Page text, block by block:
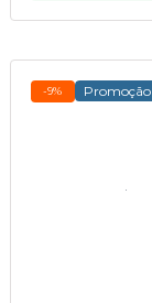
-9% Promoção